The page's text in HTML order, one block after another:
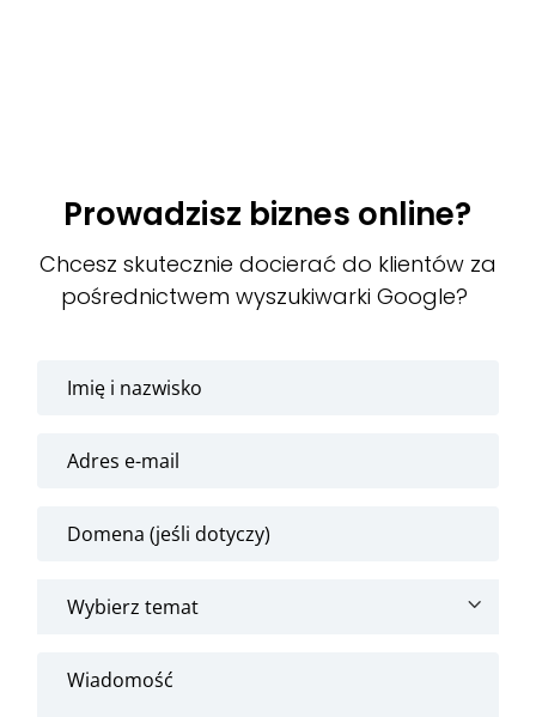
Prowadzisz biznes online?
Chcesz skutecznie docierać do klientów za
pośrednictwem wyszukiwarki Google?